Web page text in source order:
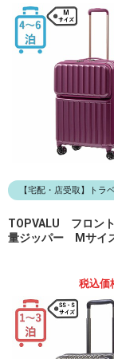
【宅配・店受取】トラ
TOPVALU フロン
量ジッパー Mサイ
税込